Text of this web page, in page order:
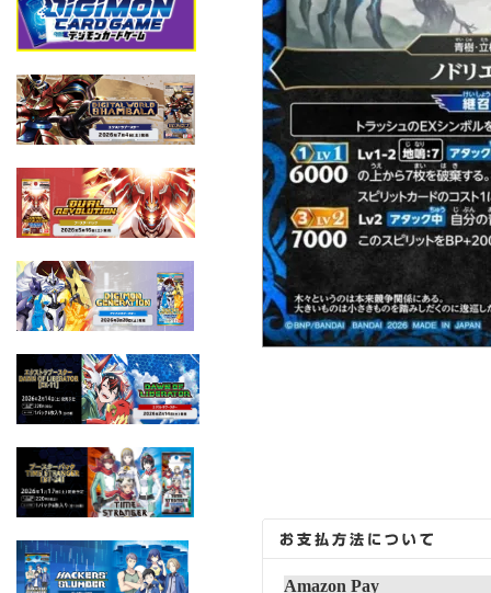
Amazon Pay